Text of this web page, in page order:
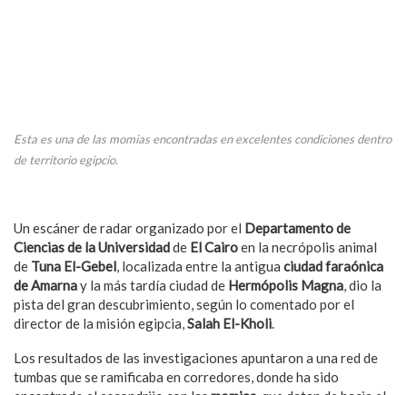
Esta es una de las momias encontradas en excelentes condiciones dentro
de territorio egipcio.
Un escáner de radar organizado por el Departamento de
Ciencias de la Universidadde El Cairoen la necrópolis animal
de Tuna El-Gebel, localizada entre la antigua ciudad faraónica
de Amarnay la más tardía ciudad de Hermópolis Magna, dio la
pista del gran descubrimiento, según lo comentado por el
director de la misión egipcia,Salah El-Kholi.
Los resultados de las investigaciones apuntaron a una red de
tumbas que se ramificaba en corredores, donde ha sido